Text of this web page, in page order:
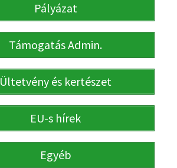
Pályázat
Támogatás Admin.
Ültetvény és kertészet
EU-s hírek
Egyéb